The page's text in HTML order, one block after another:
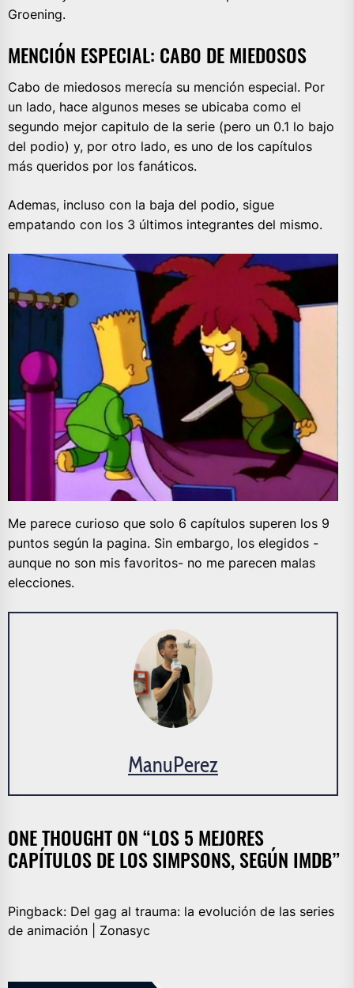
Groening.
MENCIÓN ESPECIAL: CABO DE MIEDOSOS
Cabo de miedosos merecía su mención especial. Por
un lado, hace algunos meses se ubicaba como el
segundo mejor capitulo de la serie (pero un 0.1 lo bajo
del podio) y, por otro lado, es uno de los capítulos
más queridos por los fanáticos.
Ademas, incluso con la baja del podio, sigue
empatando con los 3 últimos integrantes del mismo.
Me parece curioso que solo 6 capítulos superen los 9
puntos según la pagina. Sin embargo, los elegidos -
aunque no son mis favoritos- no me parecen malas
elecciones.
ManuPerez
ONE THOUGHT ON “LOS 5 MEJORES
CAPÍTULOS DE LOS SIMPSONS, SEGÚN IMDB”
Pingback: Del gag al trauma: la evolución de las series
de animación | Zonasyc